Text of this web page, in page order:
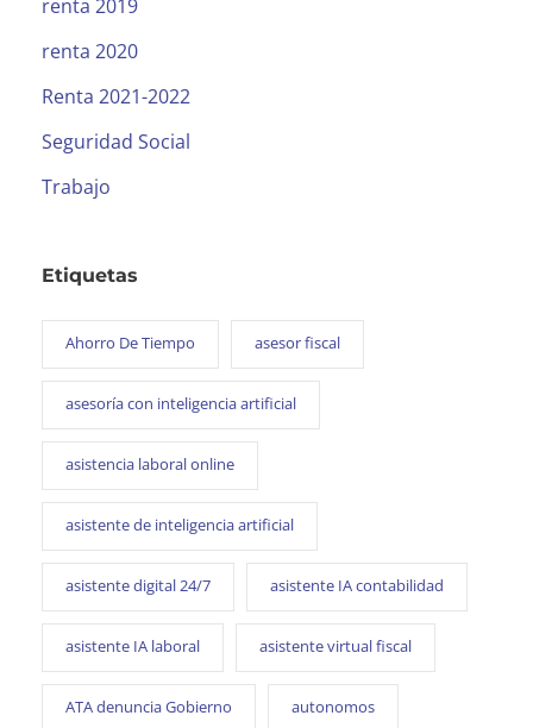
renta 2019
renta 2020
Renta 2021-2022
Seguridad Social
Trabajo
Etiquetas
Ahorro De Tiempo asesor fiscal
asesoría con inteligencia artificial
asistencia laboral online
asistente de inteligencia artificial
asistente digital 24/7 asistente IA contabilidad
asistente IA laboral asistente virtual fiscal
ATA denuncia Gobierno autonomos